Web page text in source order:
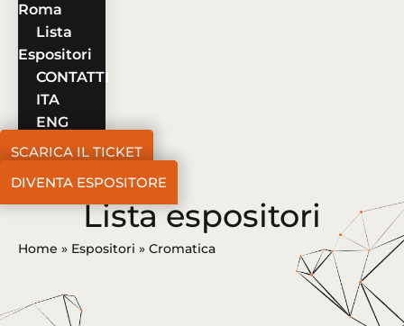
Roma
Lista
Espositori
CONTATTI
ITA
ENG
SCARICA IL TICKET
DIVENTA ESPOSITORE
Lista espositori
Home » Espositori » Cromatica